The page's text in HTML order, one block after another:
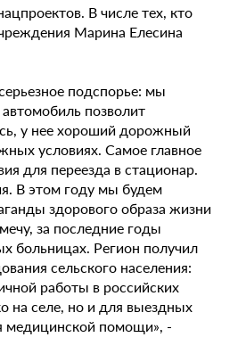
В числе тех, кто
Марина Елесина
подспорье: мы
позволит
у нее хороший дорожный
условиях. Самое главное
для переезда в стационар.
В этом году мы будем
здорового образа жизни
за последние годы
больницах. Регион получил
сельского населения:
работы в российских
на селе, но и для выездных
медицинской помощи», -